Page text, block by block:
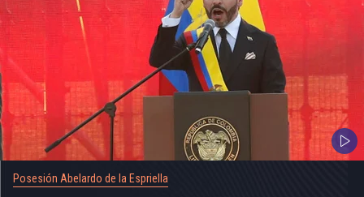
Posesión Abelardo de la Espriella